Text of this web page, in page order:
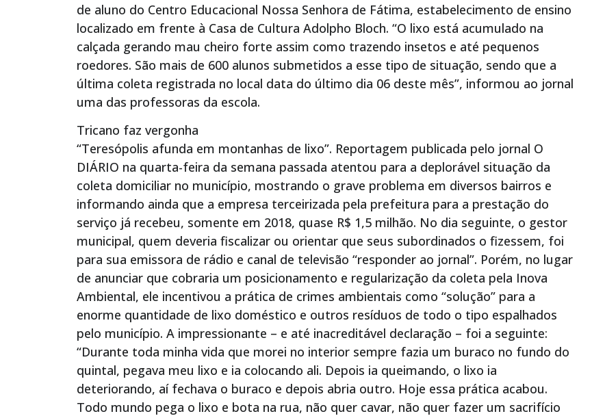
de aluno do Centro Educacional Nossa Senhora de Fátima, estabelecimento de ensino
localizado em frente à Casa de Cultura Adolpho Bloch. “O lixo está acumulado na
calçada gerando mau cheiro forte assim como trazendo insetos e até pequenos
roedores. São mais de 600 alunos submetidos a esse tipo de situação, sendo que a
última coleta registrada no local data do último dia 06 deste mês”, informou ao jornal
uma das professoras da escola.
Tricano faz vergonha
“Teresópolis afunda em montanhas de lixo”. Reportagem publicada pelo jornal O
DIÁRIO na quarta-feira da semana passada atentou para a deplorável situação da
coleta domiciliar no município, mostrando o grave problema em diversos bairros e
informando ainda que a empresa terceirizada pela prefeitura para a prestação do
serviço já recebeu, somente em 2018, quase R$ 1,5 milhão. No dia seguinte, o gestor
municipal, quem deveria fiscalizar ou orientar que seus subordinados o fizessem, foi
para sua emissora de rádio e canal de televisão “responder ao jornal”. Porém, no lugar
de anunciar que cobraria um posicionamento e regularização da coleta pela Inova
Ambiental, ele incentivou a prática de crimes ambientais como “solução” para a
enorme quantidade de lixo doméstico e outros resíduos de todo o tipo espalhados
pelo município. A impressionante – e até inacreditável declaração – foi a seguinte:
“Durante toda minha vida que morei no interior sempre fazia um buraco no fundo do
quintal, pegava meu lixo e ia colocando ali. Depois ia queimando, o lixo ia
deteriorando, aí fechava o buraco e depois abria outro. Hoje essa prática acabou.
Todo mundo pega o lixo e bota na rua, não quer cavar, não quer fazer um sacrifício